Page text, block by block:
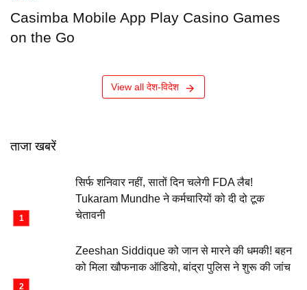
Casimba Mobile App Play Casino Games
on the Go
View all देश-विदेश
ताजा खबरें
सिर्फ शनिवार नहीं, सातों दिन चलेगी FDA लैब!
Tukaram Mundhe ने कर्मचारियों को दी दो टूक
चेतावनी
Zeeshan Siddique को जान से मारने की धमकी! बहन
को मिला खौफनाक ऑडियो, बांद्रा पुलिस ने शुरू की जांच